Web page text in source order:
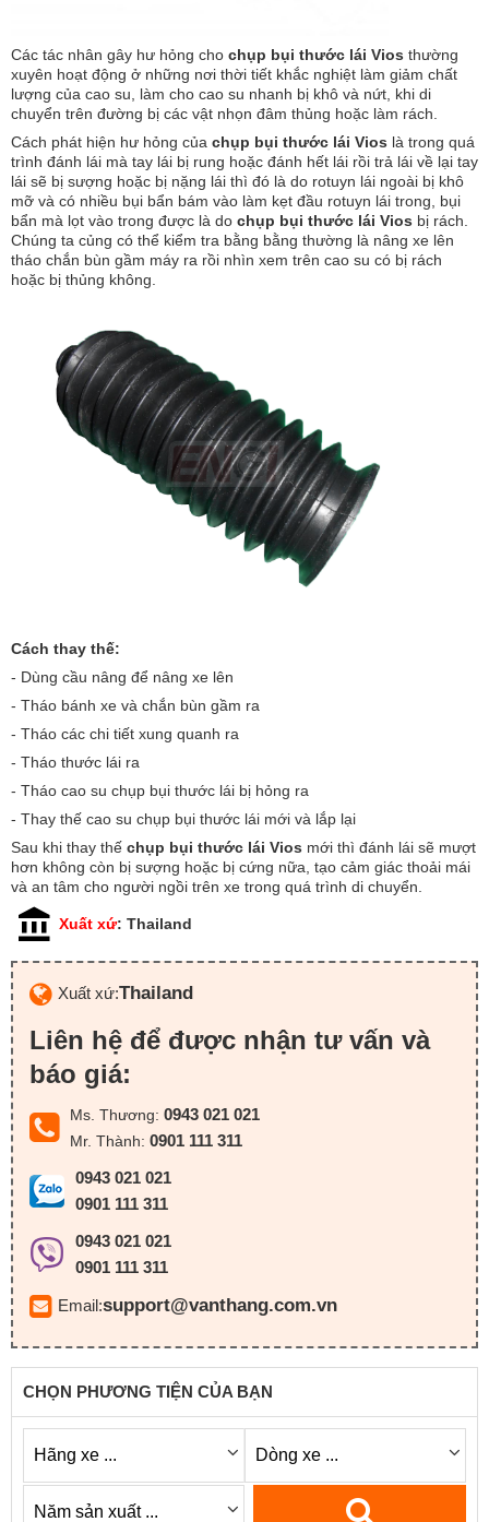
Các tác nhân gây hư hỏng cho chụp bụi thước lái Vios thường
xuyên hoạt động ở những nơi thời tiết khắc nghiệt làm giảm chất
lượng của cao su, làm cho cao su nhanh bị khô và nứt, khi di
chuyển trên đường bị các vật nhọn đâm thủng hoặc làm rách.
Cách phát hiện hư hỏng của chụp bụi thước lái Vios là trong quá
trình đánh lái mà tay lái bị rung hoặc đánh hết lái rồi trả lái về lại tay
lái sẽ bị sượng hoặc bị nặng lái thì đó là do rotuyn lái ngoài bị khô
mỡ và có nhiều bụi bẩn bám vào làm kẹt đầu rotuyn lái trong, bụi
bẩn mà lọt vào trong được là do chụp bụi thước lái Vios bị rách.
Chúng ta củng có thể kiểm tra bằng bằng thường là nâng xe lên
tháo chắn bùn gầm máy ra rồi nhìn xem trên cao su có bị rách
hoặc bị thủng không.
Cách thay thế:
- Dùng cầu nâng để nâng xe lên
- Tháo bánh xe và chắn bùn gầm ra
- Tháo các chi tiết xung quanh ra
- Tháo thước lái ra
- Tháo cao su chụp bụi thước lái bị hỏng ra
- Thay thế cao su chụp bụi thước lái mới và lắp lại
Sau khi thay thế chụp bụi thước lái Vios mới thì đánh lái sẽ mượt
hơn không còn bị sượng hoặc bị cứng nữa, tạo cảm giác thoải mái
và an tâm cho người ngồi trên xe trong quá trình di chuyển.
Xuất xứ: Thailand
Xuất xứ:Thailand
Liên hệ để được nhận tư vấn và
báo giá:
Ms. Thương: 0943 021 021
Mr. Thành: 0901 111 311
0943 021 021
0901 111 311
0943 021 021
0901 111 311
Email:support@vanthang.com.vn
CHỌN PHƯƠNG TIỆN CỦA BẠN